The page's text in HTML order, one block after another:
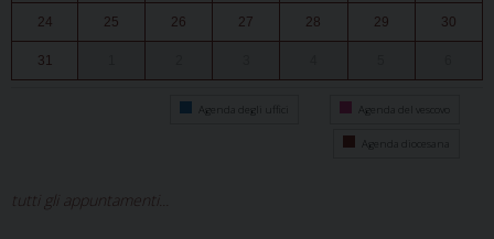
24 25 26 27 28 29 30
31
Agenda degli uffici Agenda del vescovo
Agenda diocesana
tutti gli appuntamenti...